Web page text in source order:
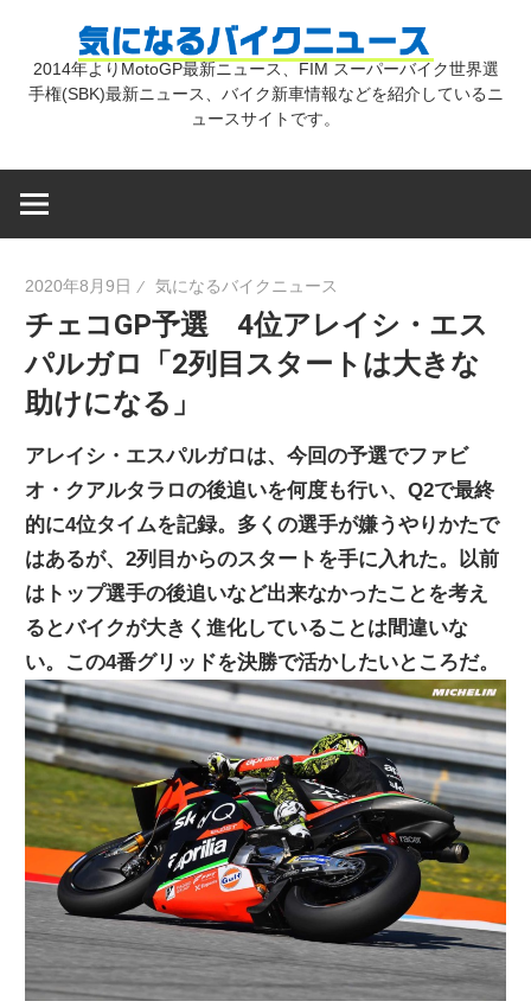
気
バ
ク
ニ
ュ
ー
ス
2014年よりMotoGP最新ニュース、FIM スーパーバイク世界選
手権(SBK)最新ニュース、バイク新車情報などを紹介しているニ
ュースサイトです。
2020年8月9日 気になるバイクニュース
チェコGP予選 4位アレイシ・エス
パルガロ「2列目スタートは大きな
助けになる」
アレイシ・エスパルガロは、今回の予選でファビ
オ・クアルタラロの後追いを何度も行い、Q2で最終
的に4位タイムを記録。多くの選手が嫌うやりかたで
はあるが、2列目からのスタートを手に入れた。以前
はトップ選手の後追いなど出来なかったことを考え
るとバイクが大きく進化していることは間違いな
い。この4番グリッドを決勝で活かしたいところだ。